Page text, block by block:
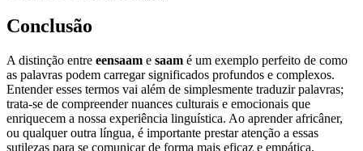
Conclusão
A distinção entre eensaam e saam é um exemplo perfeito de como
as palavras podem carregar significados profundos e complexos.
Entender esses termos vai além de simplesmente traduzir palavras;
trata-se de compreender nuances culturais e emocionais que
enriquecem a nossa experiência linguística. Ao aprender africâner,
ou qualquer outra língua, é importante prestar atenção a essas
sutilezas para se comunicar de forma mais eficaz e empática.